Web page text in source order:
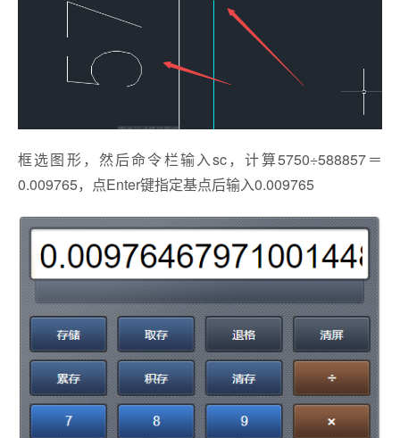
框选图形，然后命令栏输入sc，计算5750÷588857＝
0.009765，点Enter键指定基点后输入0.009765